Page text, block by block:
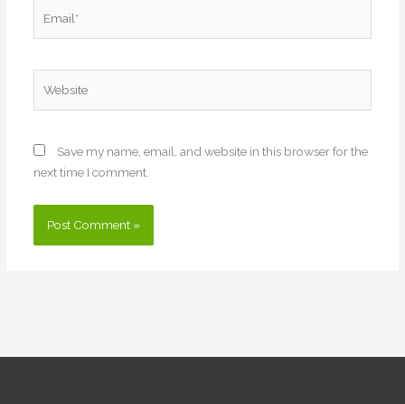
Save my name, email, and website in this browser for the
next time I comment.